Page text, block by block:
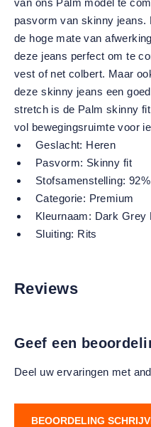
pasvorm van skinny jeans.
de hoge mate van
deze jeans perfect om te
vest of net colbert. Maar
deze skinny jeans een
stretch is de Palm skinny
vol bewegingsruimte voor
Geslacht: Heren
Pasvorm: Skinny fit
Stofsamenstelling:
Categorie: Premium
Kleurnaam: Dark Grey
Sluiting: Rits
Reviews
Geef een
Deel uw ervaringen met
BEOORDELING